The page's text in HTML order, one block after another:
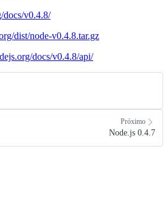
docs/v0.4.8/
dist/node-v0.4.8.tar.gz
docs/v0.4.8/api/
Próximo
Node.js 0.4.7